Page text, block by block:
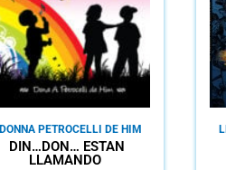
DONNA PETROCELLI DE HIM
DIN…DON… ESTÁN
LLAMANDO